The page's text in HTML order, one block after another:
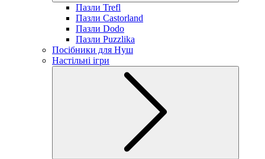
Пазли Trefl
Пазли Castorland
Пазли Dodo
Пазли Puzzlika
Посібники для Нуш
Настільні ігри